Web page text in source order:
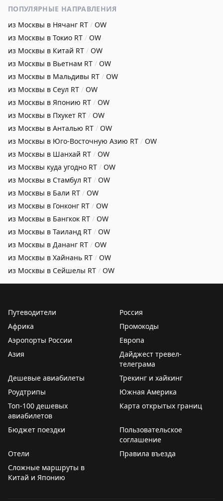
ПОПУЛЯРНЫЕ НАПРАВЛЕНИЯ
из Москвы в Нячанг RT / OW
из Москвы в Токио RT / OW
из Москвы в Китай RT / OW
из Москвы в Вьетнам RT / OW
из Москвы в Мальдивы RT / OW
из Москвы в Сеул RT / OW
из Москвы в Японию RT / OW
из Москвы в Пхукет RT / OW
из Москвы в Анталью RT / OW
из Москвы в Юго-Восточную Азию RT / OW
из Москвы в Шанхай RT / OW
из Москвы куда угодно RT / OW
из Москвы в Стамбул RT / OW
из Москвы в Бали RT / OW
из Москвы в Гонконг RT / OW
из Москвы в Бангкок RT / OW
из Москвы в Таиланд RT / OW
из Москвы в Дананг RT / OW
из Москвы в Хайнань RT / OW
из Москвы в Сейшелы RT / OW
Путеводители
Россия
Африка
Промокоды
Аэропорты России
Европа
Азия
Дайджест тревел-
телеграма
Дешевые авиабилеты
Трекинг и хайкинг
Роудтрипы
Южная Америка
Топ-100 дешевых
авиабилетов
Карта открытых границ
Бюджет поездки
Пользовательское
соглашение
Отели
Правила въезда
Сложные маршруты в
Китай и Японию